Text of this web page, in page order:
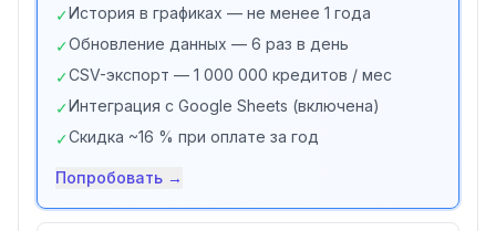
✓История в графиках — не менее 1 года
✓Обновление данных — 6 раз в день
✓CSV-экспорт — 1 000 000 кредитов / мес
✓Интеграция с Google Sheets (включена)
✓Скидка ~16 % при оплате за год
Попробовать →